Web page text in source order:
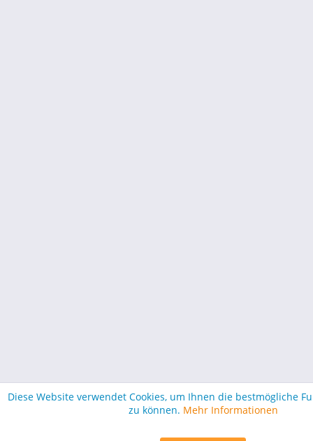
Diese Website verwendet Cookies, um Ihnen die bestmögliche
zu können. Mehr Informationen